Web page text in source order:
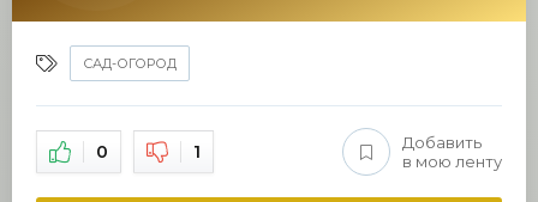
САД-ОГОРОД
0 1
Добавить
в мою ленту